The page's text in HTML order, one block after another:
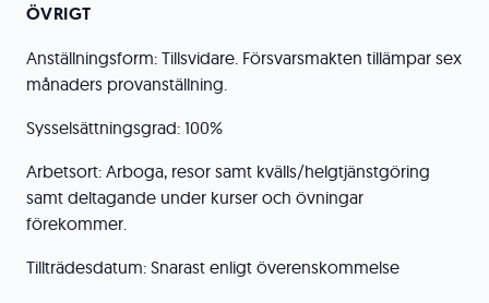
ÖVRIGT
Anställningsform: Tillsvidare. Försvarsmakten tillämpar sex
månaders provanställning.
Sysselsättningsgrad: 100%
Arbetsort: Arboga, resor samt kvälls/helgtjänstgöring
samt deltagande under kurser och övningar
förekommer.
Tillträdesdatum: Snarast enligt överenskommelse